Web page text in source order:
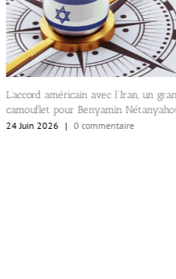
L’accord américain avec l’Iran, un grand
camouflet pour Benyamin Nétanyahou?
24 Juin 2026 | 0 commentaire